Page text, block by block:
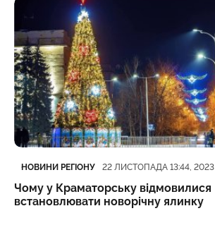
Категорія
НОВИНИ РЕГІОНУ
Дата публікації 22 ЛИСТОПАДА 13:44, 2023
Чому у Краматорську відмовилися
встановлювати новорічну ялинку